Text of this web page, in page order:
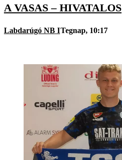
A VASAS – HIVATALOS
Labdarúgó NB ITegnap, 10:17